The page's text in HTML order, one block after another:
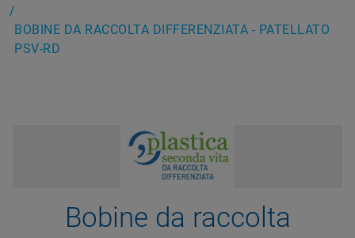
BOBINE DA RACCOLTA DIFFERENZIATA - PATELLATO
PSV-RD
Bobine da raccolta